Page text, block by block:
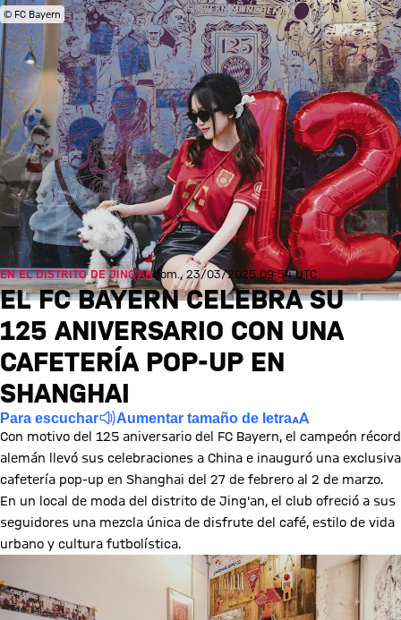
© FC Bayern
EN EL DISTRITO DE JING’ANdom., 23/03/2025 09:54 UTC
EL FC BAYERN CELEBRA SU
125 ANIVERSARIO CON UNA
CAFETERÍA POP-UP EN
SHANGHAI
Para escuchar Aumentar tamaño de letra
Con motivo del 125 aniversario del FC Bayern, el campeón récord
alemán llevó sus celebraciones a China e inauguró una exclusiva
cafetería pop-up en Shanghai del 27 de febrero al 2 de marzo.
En un local de moda del distrito de Jing'an, el club ofreció a sus
seguidores una mezcla única de disfrute del café, estilo de vida
urbano y cultura futbolística.